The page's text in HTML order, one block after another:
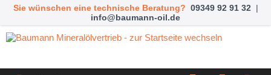
Sie wünschen eine technische Beratung? 09349 92 91 32 |
info@baumann-oil.de